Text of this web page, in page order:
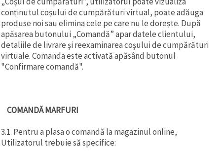
conținutul coșului de cumpărături virtual, poate adăuga
produse noi sau elimina cele pe care nu le dorește. După
apăsarea butonului „Comandă” apar datele clientului,
detaliile de livrare și reexaminarea coșului de cumpărături
virtuale. Comanda este activată apăsând butonul
"Confirmare comandă".
COMANDĂ MARFURI
3.1. Pentru a plasa o comandă la magazinul online,
Utilizatorul trebuie să specifice: